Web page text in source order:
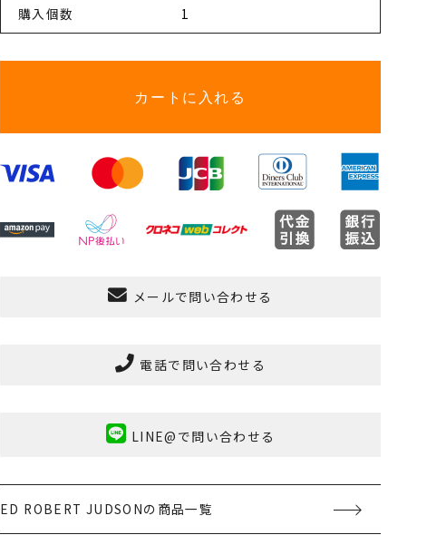
購入個数
カートに入れる
メールで問い合わせる
電話で問い合わせる
LINE@で問い合わせる
ED ROBERT JUDSONの商品一覧